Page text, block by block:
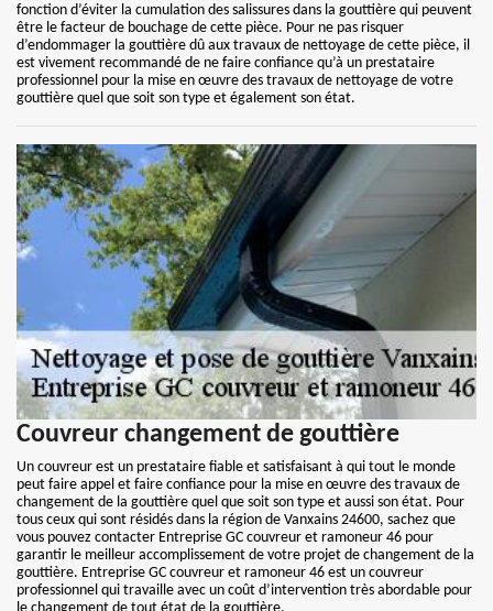
fonction d’éviter la cumulation des salissures dans la gouttière qui peuvent
être le facteur de bouchage de cette pièce. Pour ne pas risquer
d’endommager la gouttière dû aux travaux de nettoyage de cette pièce, il
est vivement recommandé de ne faire confiance qu’à un prestataire
professionnel pour la mise en œuvre des travaux de nettoyage de votre
gouttière quel que soit son type et également son état.
Couvreur changement de gouttière
Un couvreur est un prestataire fiable et satisfaisant à qui tout le monde
peut faire appel et faire confiance pour la mise en œuvre des travaux de
changement de la gouttière quel que soit son type et aussi son état. Pour
tous ceux qui sont résidés dans la région de Vanxains 24600, sachez que
vous pouvez contacter Entreprise GC couvreur et ramoneur 46 pour
garantir le meilleur accomplissement de votre projet de changement de la
gouttière. Entreprise GC couvreur et ramoneur 46 est un couvreur
professionnel qui travaille avec un coût d’intervention très abordable pour